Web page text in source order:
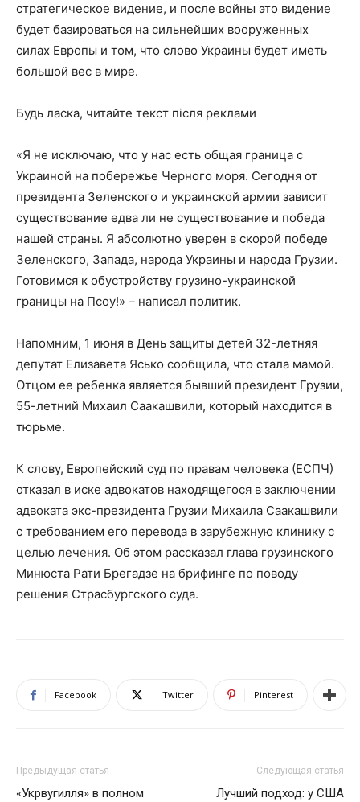
стратегическое видение, и после войны это видение
будет базироваться на сильнейших вооруженных
силах Европы и том, что слово Украины будет иметь
большой вес в мире.
Будь ласка, читайте текст після реклами
«Я не исключаю, что у нас есть общая граница с
Украиной на побережье Черного моря. Сегодня от
президента Зеленского и украинской армии зависит
существование едва ли не существование и победа
нашей страны. Я абсолютно уверен в скорой победе
Зеленского, Запада, народа Украины и народа Грузии.
Готовимся к обустройству грузино-украинской
границы на Псоу!» – написал политик.
Напомним, 1 июня в День защиты детей 32-летняя
депутат Елизавета Ясько сообщила, что стала мамой.
Отцом ее ребенка является бывший президент Грузии,
55-летний Михаил Саакашвили, который находится в
тюрьме.
К слову, Европейский суд по правам человека (ЕСПЧ)
отказал в иске адвокатов находящегося в заключении
адвоката экс-президента Грузии Михаила Саакашвили
с требованием его перевода в зарубежную клинику с
целью лечения. Об этом рассказал глава грузинского
Минюста Рати Брегадзе на брифинге по поводу
решения Страсбургского суда.
Facebook Twitter Pinterest
Предыдущая статья
«Укрвугилля» в полном
Следующая статья
Лучший подход: у США